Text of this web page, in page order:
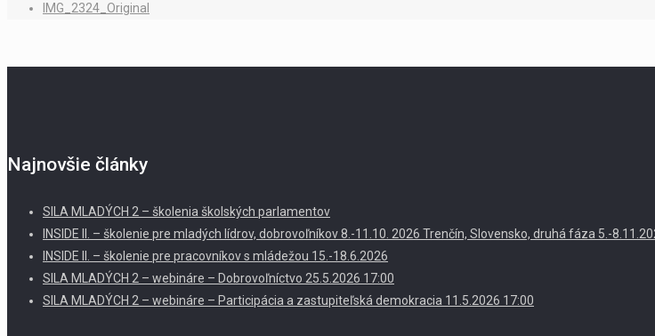
IMG_2324_Original
Najnovšie články
SILA MLADÝCH 2 – školenia školských parlamentov
INSIDE II. – školenie pre mladých lídrov, dobrovoľníkov 8.-11.10. 2026 Trenčín, Slovensko, druhá fáza 5.-
INSIDE II. – školenie pre pracovníkov s mládežou 15.-18.6.2026
SILA MLADÝCH 2 – webináre – Dobrovoľníctvo 25.5.2026 17:00
SILA MLADÝCH 2 – webináre – Participácia a zastupiteľská demokracia 11.5.2026 17:00